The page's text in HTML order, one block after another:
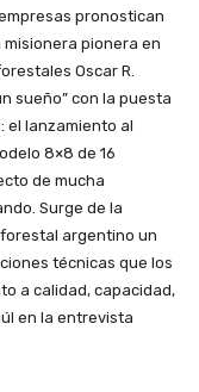
pronostican
misionera pionera en
Oscar R.
sueño” con la puesta
el lanzamiento al
8×8 de 16
de mucha
Surge de la
argentino un
técnicas que los
a calidad, capacidad,
en la entrevista